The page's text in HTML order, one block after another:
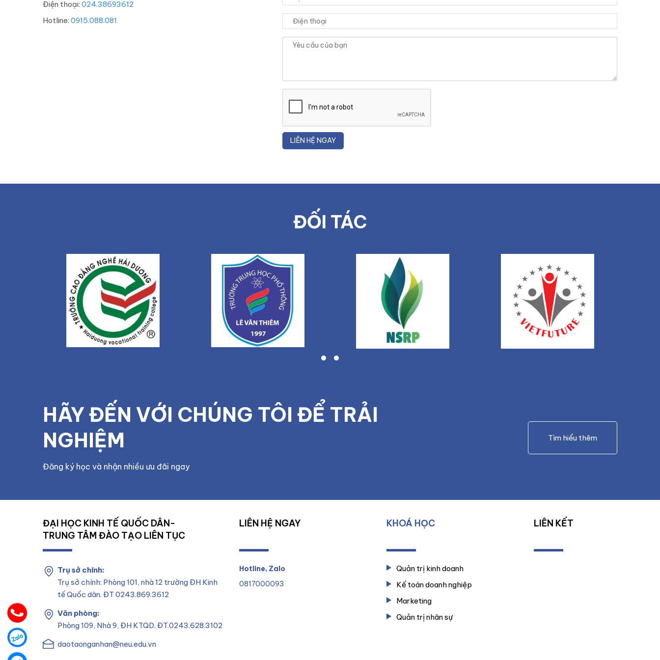
Điện thoại: 024.38693612
Hotline: 0915.088.081
ĐỐI TÁC
HÃY ĐẾN VỚI CHÚNG TÔI ĐỂ TRẢI
NGHIỆM
Đăng ký học và nhận nhiều ưu đãi ngay
Tìm hiểu thêm
ĐẠI HỌC KINH TẾ QUỐC DÂN-
TRUNG TÂM ĐÀO TẠO LIÊN TỤC
Trụ sở chính:
Trụ sở chính: Phòng 101, nhà 12 trường ĐH Kinh
tế Quốc dân. ĐT 0243.869.3612
Văn phòng:
Phòng 109, Nhà 9, ĐH KTQD. ĐT.0243.628.3102
daotaonganhan@neu.edu.vn
LIÊN HỆ NGAY
Hotline, Zalo
0817000093
KHOÁ HỌC
Quản trị kinh doanh
Kế toán doanh nghiệp
Marketing
Quản trị nhân sự
LIÊN KẾT